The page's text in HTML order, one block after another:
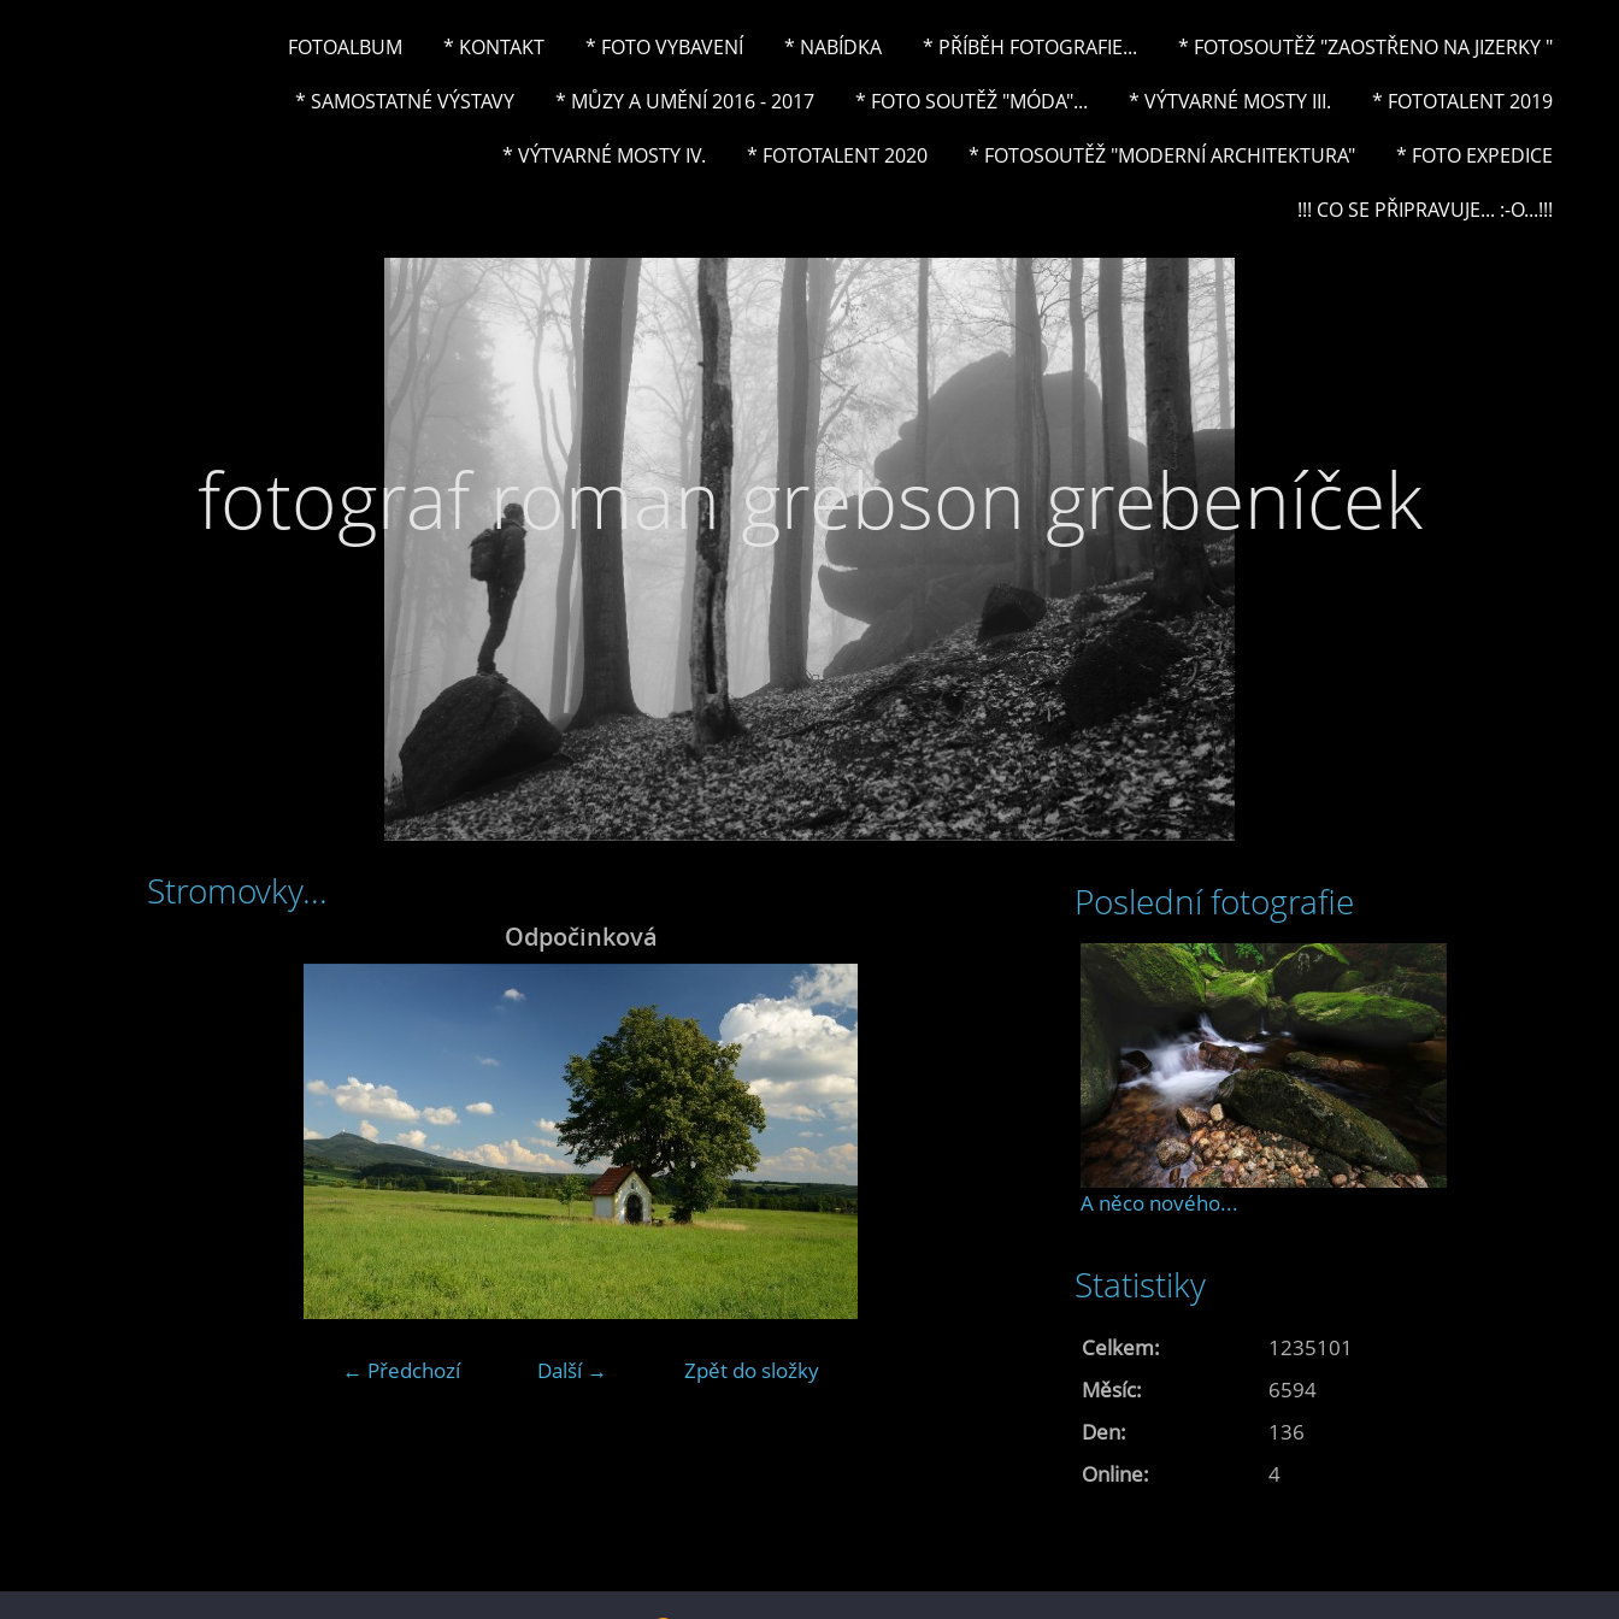
FOTOALBUM * KONTAKT * FOTO VYBAVENÍ * NABÍDKA * PŘÍBĚH FOTOGRAFIE... * FOTOSOUTĚŽ "ZAOSTŘENO NA JIZERKY "
* SAMOSTATNÉ VÝSTAVY * MŮZY A UMĚNÍ 2016 - 2017 * FOTO SOUTĚŽ "MÓDA"... * VÝTVARNÉ MOSTY III. * FOTOTALENT 2019
* VÝTVARNÉ MOSTY IV. * FOTOTALENT 2020 * FOTOSOUTĚŽ "MODERNÍ ARCHITEKTURA" * FOTO EXPEDICE
!!! CO SE PŘIPRAVUJE... :-O...!!!
fotograf roman grebson grebeníček
Stromovky...
Odpočinková
← Předchozí Další → Zpět do složky
Poslední fotografie
A něco nového...
Statistiky
Online: 4
Celkem:
1235101
Měsíc:
6594
Den:
136